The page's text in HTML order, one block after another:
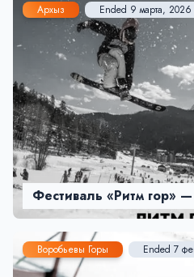
Архыз Ended 9 марта, 2026
Фестиваль «Ритм гор»
Воробьевы Горы Ended 7